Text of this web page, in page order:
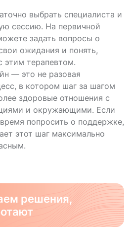
выбрать специалиста и
сессию. На первичной
задать вопросы о
ожидания и понять,
этим терапевтом.
— это не разовая
в котором шаг за шагом
здоровые отношения с
и окружающими. Если
попросить о поддержке,
этот шаг максимально
решения,